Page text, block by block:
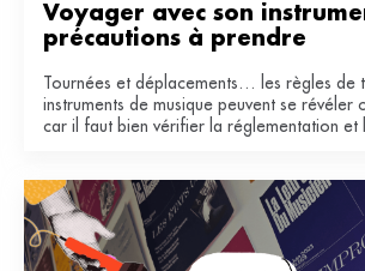
Voyager avec son
précautions à prendre
Tournées et déplacements… les règles de
instruments de musique peuvent se révéler
car il faut bien vérifier la réglementation et